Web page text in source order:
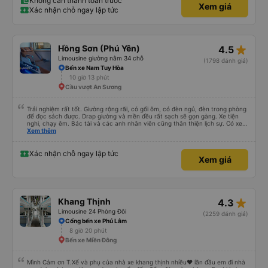
Xác nhận chỗ ngay lập tức
Xem giá
Hồng Sơn (Phú Yên)
Limousine giường nằm 34 chỗ
4.5 star_rate
(1798 đánh giá)
Bến xe Nam Tuy Hòa
10 giờ 13 phút
Cầu vượt An Sương
Trải nghiệm rất tốt. Giường rộng rãi, có gối ôm, có đèn ngủ, đèn trong phòng
để đọc sách được. Drap giường và mền đều rất sạch sẽ gọn gàng. Xe tiện
nghi, chạy êm. Bác tài và các anh nhân viên cũng thân thiện lịch sự. Có xe
trung chuyển về nội thành thành phố tuy hoà rất tiện. Giá vé hợp lý. Nói
Xem thêm
Xác nhận chỗ ngay lập tức
Xem giá
Khang Thịnh
Limousine 24 Phòng Đôi
4.3 star_rate
(2259 đánh giá)
Cổng bến xe Phú Lâm
8 giờ 20 phút
Bến xe Miền Đông
Mình Cảm ơn T.Xế và phụ của nhà xe khang thịnh nhiều❤️ lần đầu em đi nhà